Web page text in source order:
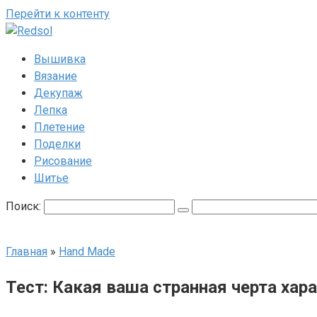
Перейти к контенту
Вышивка
Вязание
Декупаж
Лепка
Плетение
Поделки
Рисование
Шитье
Поиск:
Главная » Hand Made
Тест: Какая ваша странная черта